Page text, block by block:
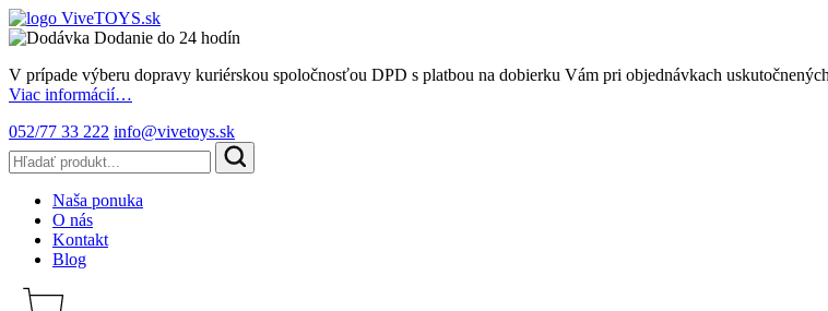
Dodanie do 24 hodín
V prípade výberu dopravy kuriérskou spoločnosťou DPD s platbou na dobierku Vám pri objednávkach
Viac informácií…
052/77 33 222 info@vivetoys.sk
Naša ponuka
O nás
Kontakt
Blog